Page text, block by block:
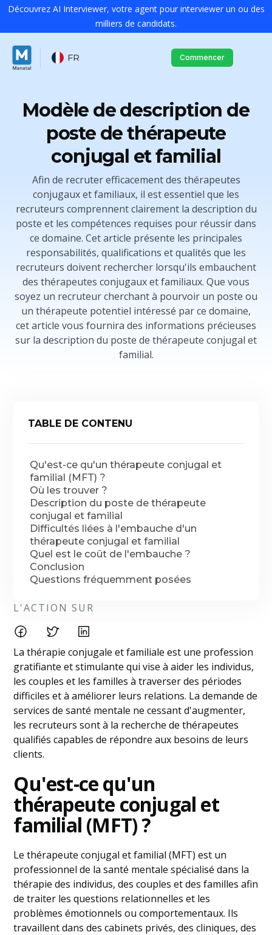
Découvrez AI Interviewer, votre agent pour interviewer un ou des
milliers de candidats.
FR Commencer
Modèle de description de
poste de thérapeute
conjugal et familial
Afin de recruter efficacement des thérapeutes
conjugaux et familiaux, il est essentiel que les
recruteurs comprennent clairement la description du
poste et les compétences requises pour réussir dans
ce domaine. Cet article présente les principales
responsabilités, qualifications et qualités que les
recruteurs doivent rechercher lorsqu'ils embauchent
des thérapeutes conjugaux et familiaux. Que vous
soyez un recruteur cherchant à pourvoir un poste ou
un thérapeute potentiel intéressé par ce domaine,
cet article vous fournira des informations précieuses
sur la description du poste de thérapeute conjugal et
familial.
TABLE DE CONTENU
Qu'est-ce qu'un thérapeute conjugal et
familial (MFT) ?
Où les trouver ?
Description du poste de thérapeute
conjugal et familial
Difficultés liées à l'embauche d'un
thérapeute conjugal et familial
Quel est le coût de l'embauche ?
Conclusion
Questions fréquemment posées
L'ACTION SUR
La thérapie conjugale et familiale est une profession
gratifiante et stimulante qui vise à aider les individus,
les couples et les familles à traverser des périodes
difficiles et à améliorer leurs relations. La demande de
services de santé mentale ne cessant d'augmenter,
les recruteurs sont à la recherche de thérapeutes
qualifiés capables de répondre aux besoins de leurs
clients.
Qu'est-ce qu'un
thérapeute conjugal et
familial (MFT) ?
Le thérapeute conjugal et familial (MFT) est un
professionnel de la santé mentale spécialisé dans la
thérapie des individus, des couples et des familles afin
de traiter les questions relationnelles et les
problèmes émotionnels ou comportementaux. Ils
travaillent dans des cabinets privés, des cliniques, des